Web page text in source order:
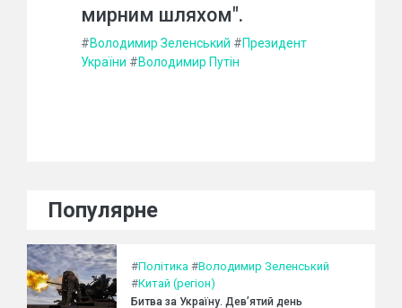
мирним шляхом".
#Володимир Зеленський #Президент
України #Володимир Путін
Популярне
#Політика #Володимир Зеленський
#Китай (регіон)
Битва за Україну. Дев’ятий день